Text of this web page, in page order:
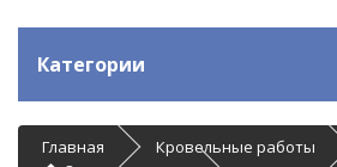
Категории
Главная
Кровельные работы